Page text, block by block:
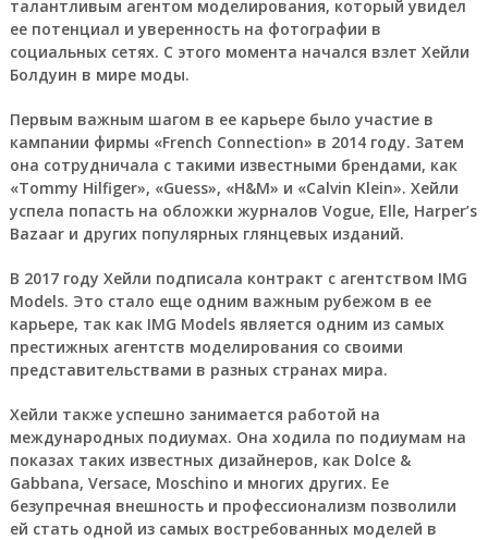
талантливым агентом моделирования, который увидел
ее потенциал и уверенность на фотографии в
социальных сетях. С этого момента начался взлет Хейли
Болдуин в мире моды.
Первым важным шагом в ее карьере было участие в
кампании фирмы «French Connection» в 2014 году. Затем
она сотрудничала с такими известными брендами, как
«Tommy Hilfiger», «Guess», «H&M» и «Calvin Klein». Хейли
успела попасть на обложки журналов Vogue, Elle, Harper’s
Bazaar и других популярных глянцевых изданий.
В 2017 году Хейли подписала контракт с агентством IMG
Models. Это стало еще одним важным рубежом в ее
карьере, так как IMG Models является одним из самых
престижных агентств моделирования со своими
представительствами в разных странах мира.
Хейли также успешно занимается работой на
международных подиумах. Она ходила по подиумам на
показах таких известных дизайнеров, как Dolce &
Gabbana, Versace, Moschino и многих других. Ее
безупречная внешность и профессионализм позволили
ей стать одной из самых востребованных моделей в